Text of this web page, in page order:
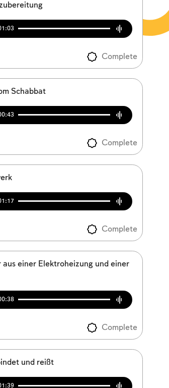
Complete
Schabbat
Complete
Complete
einer Elektroheizung und einer
Complete
und reißt